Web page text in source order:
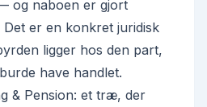
og naboen er gjort
er en konkret juridisk
ligger hos den part,
have handlet.
& Pension: et træ, der